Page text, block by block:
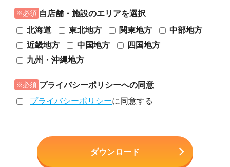
必須 自店舗・施設のエリアを選択
北海道
東北地方 関東地方
中部地方
近畿地方
中国地方
四国地方
九州・沖縄地方
必須 プライバシーポリシーへの同意
プライバシーポリシーに同意する